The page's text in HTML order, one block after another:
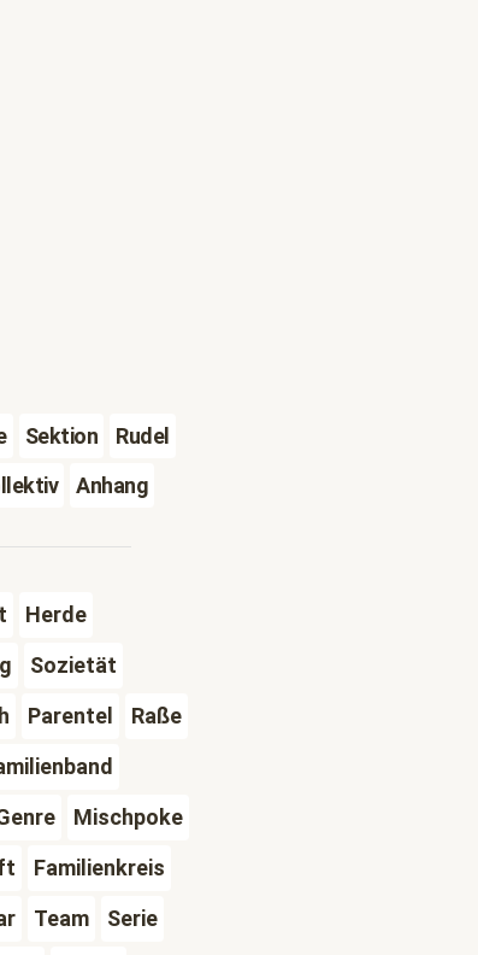
Sektion
Rudel
Anhang
Herde
Sozietät
Parentel
Raße
Mischpoke
Familienkreis
Team
Serie